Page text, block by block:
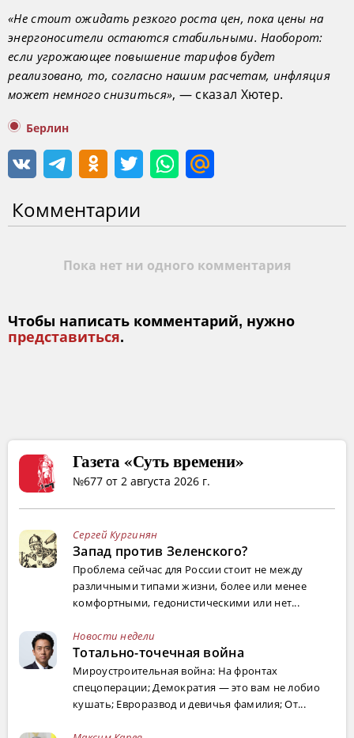
«Не стоит ожидать резкого роста цен, пока цены на
энергоносители остаются стабильными. Наоборот:
если угрожающее повышение тарифов будет
реализовано, то, согласно нашим расчетам, инфляция
может немного снизиться», — сказал Хютер.
Берлин
Комментарии
Пока нет ни одного комментария
Чтобы написать комментарий, нужно
представиться.
Газета «Суть времени»
№677 от 2 августа 2026 г.
Сергей Кургинян
Запад против Зеленского?
Проблема сейчас для России стоит не между
различными типами жизни, более или менее
комфортными, гедонистическими или нет...
Новости недели
Тотально-точечная война
Мироустроительная война: На фронтах
спецоперации; Демократия — это вам не лобио
кушать; Евроразвод и девичья фамилия; От...